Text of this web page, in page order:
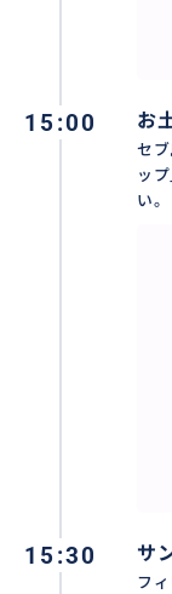
15:00 お
セ
ッ
い。
15:30 サ
フ